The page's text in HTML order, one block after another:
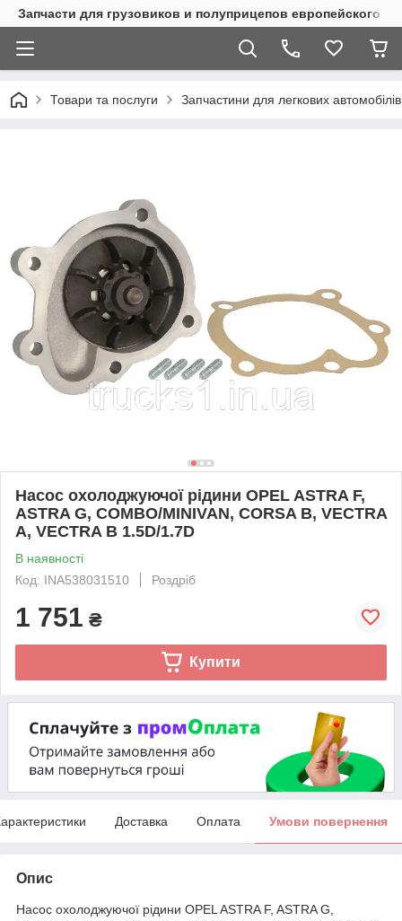
Запчасти для грузовиков и полуприцепов европейского
Товари та послуги Запчастини для легкових автомобілів
Насос охолоджуючої рідини OPEL ASTRA F,
ASTRA G, COMBO/MINIVAN, CORSA B, VECTRA
A, VECTRA B 1.5D/1.7D
В наявності
Код: INA538031510
Роздріб
1 751 ₴
Купити
Доставка Оплата Умови повернення
Опис
Насос охолоджуючої рідини OPEL ASTRA F, ASTRA G,